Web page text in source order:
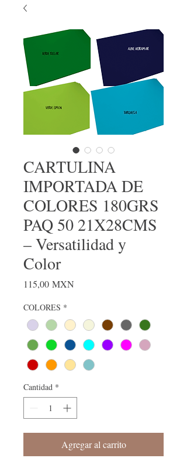
CARTULINA
IMPORTADA DE
COLORES 180GRS
PAQ 50 21X28CMS
– Versatilidad y
Color
115,00 MXN
COLORES *
Cantidad *
Agregar al carrito